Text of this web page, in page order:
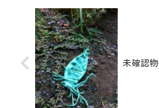
未確認